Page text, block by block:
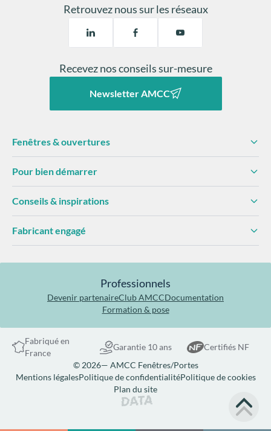
Retrouvez nous sur les réseaux
Recevez nos conseils sur-mesure
Newsletter AMCC
Fenêtres & ouvertures
Pour bien démarrer
Conseils & inspirations
Fabricant engagé
Professionnels
Devenir partenaireClub AMCCDocumentation
Formation & pose
Fabriqué en
France
Garantie 10 ans
Certifiés NF
© 2026— AMCC Fenêtres/Portes
Mentions légalesPolitique de confidentialitéPolitique de cookies
Plan du site
Site réalisé par Data Projekt